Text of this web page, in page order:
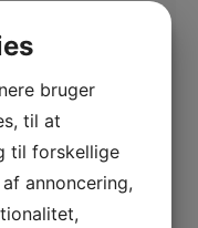
bruger
til at
til forskellige
annoncering,